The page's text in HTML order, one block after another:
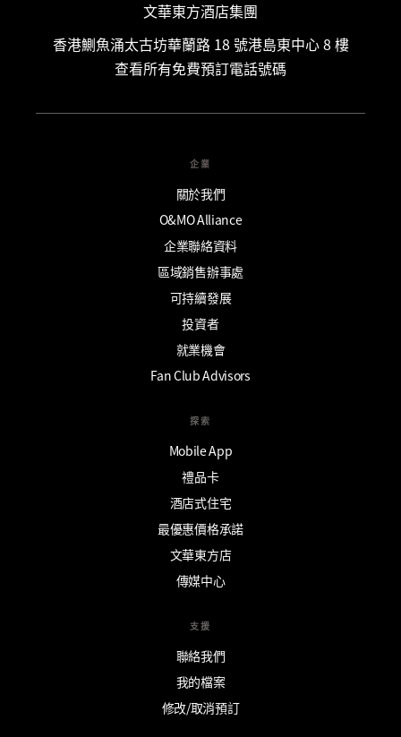
文華東方酒店集團
香港鰂魚涌太古坊華蘭路 18 號港島東中心 8 樓
查看所有免費預訂電話號碼
企業
關於我們
O&MO Alliance
企業聯絡資料
區域銷售辦事處
可持續發展
投資者
就業機會
Fan Club Advisors
探索
Mobile App
禮品卡
酒店式住宅
最優惠價格承諾
文華東方店
傳媒中心
支援
聯絡我們
我的檔案
修改/取消預訂